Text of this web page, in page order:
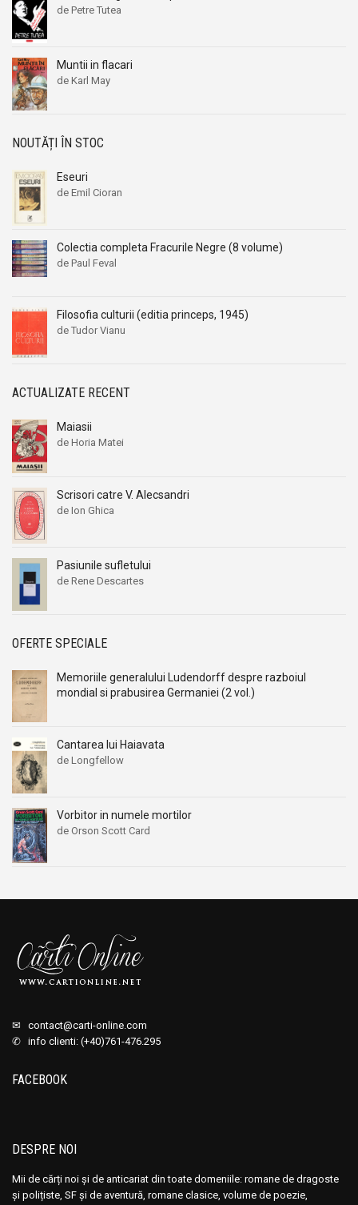
de Petre Tutea
Muntii in flacari
de Karl May
NOUTĂȚI ÎN STOC
Eseuri
de Emil Cioran
Colectia completa Fracurile Negre (8 volume)
de Paul Feval
Filosofia culturii (editia princeps, 1945)
de Tudor Vianu
ACTUALIZATE RECENT
Maiasii
de Horia Matei
Scrisori catre V. Alecsandri
de Ion Ghica
Pasiunile sufletului
de Rene Descartes
OFERTE SPECIALE
Memoriile generalului Ludendorff despre razboiul
mondial si prabusirea Germaniei (2 vol.)
Cantarea lui Haiavata
de Longfellow
Vorbitor in numele mortilor
de Orson Scott Card
✉ contact@carti-online.com
✆ info clienti: (+40)761-476.295
FACEBOOK
DESPRE NOI
Mii de cărți noi și de anticariat din toate domeniile: romane de dragoste
și polițiste, SF și de aventură, romane clasice, volume de poezie,